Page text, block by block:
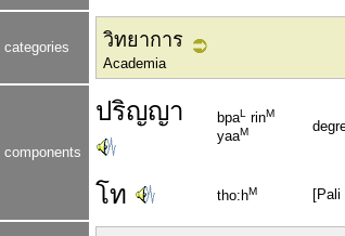
categories วิทยาการ
Academia
components
ปริญญา bpaL rinM
yaaM
โท tho:hM